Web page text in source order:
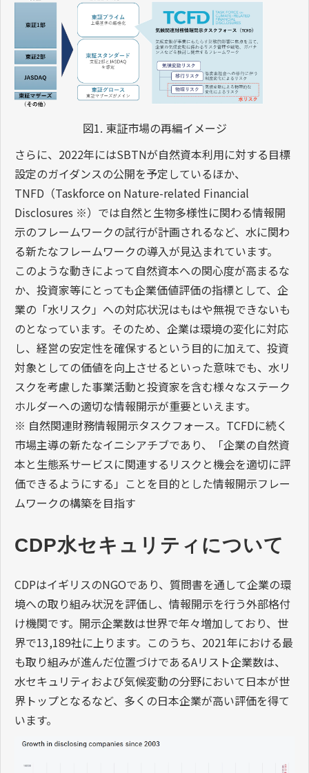
図1. 東証市場の再編イメージ
さらに、2022年にはSBTNが自然資本利用に対する目標
設定のガイダンスの公開を予定しているほか、
TNFD（Taskforce on Nature-related Financial
Disclosures ※）では自然と生物多様性に関わる情報開
示のフレームワークの試行が計画されるなど、水に関わ
る新たなフレームワークの導入が見込まれています。
このような動きによって自然資本への関心度が高まるな
か、投資家等にとっても企業価値評価の指標として、企
業の「水リスク」への対応状況はもはや無視できないも
のとなっています。そのため、企業は環境の変化に対応
し、経営の安定性を確保するという目的に加えて、投資
対象としての価値を向上させるといった意味でも、水リ
スクを考慮した事業活動と投資家を含む様々なステーク
ホルダーへの適切な情報開示が重要といえます。
※ 自然関連財務情報開示タスクフォース。TCFDに続く
市場主導の新たなイニシアチブであり、「企業の自然資
本と生態系サービスに関連するリスクと機会を適切に評
価できるようにする」ことを目的とした情報開示フレー
ムワークの構築を目指す
CDP水セキュリティについて
CDPはイギリスのNGOであり、質問書を通して企業の環
境への取り組み状況を評価し、情報開示を行う外部格付
け機関です。開示企業数は世界で年々増加しており、世
界で13,189社に上ります。このうち、2021年における最
も取り組みが進んだ位置づけであるAリスト企業数は、
水セキュリティおよび気候変動の分野において日本が世
界トップとなるなど、多くの日本企業が高い評価を得て
います。